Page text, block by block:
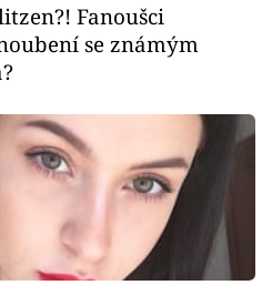
Fanoušci
se známým